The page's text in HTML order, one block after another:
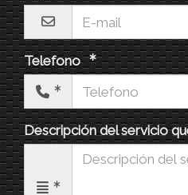
Telefono
Descripción del servicio